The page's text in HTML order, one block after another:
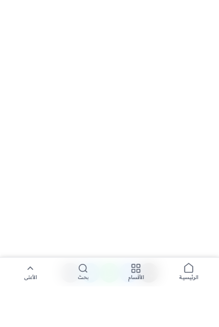
الرئيسية الأقسام بحث الأعلى